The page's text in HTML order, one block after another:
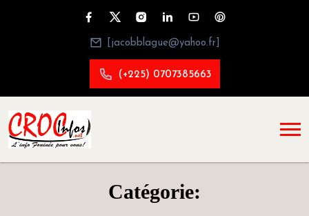
[jacobblague@yahoo.fr]
(+225) 0707385663
Catégorie: